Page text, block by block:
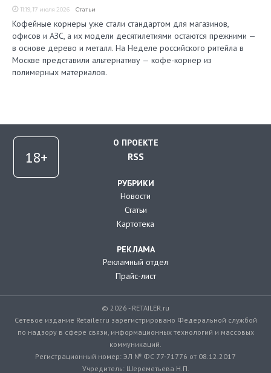
11:19, 17 июля 2026 Статьи
Кофейные корнеры уже стали стандартом для магазинов,
офисов и АЗС, а их модели десятилетиями остаются прежними —
в основе дерево и металл. На Неделе российского ритейла в
Москве представили альтернативу — кофе-корнер из
полимерных материалов.
О ПРОЕКТЕ
RSS
РУБРИКИ
Новости
Статьи
Картотека
РЕКЛАМА
Рекламный отдел
Прайс-лист
© 2026 - RETAILER.ru
Сетевое издание Retailer.ru зарегистрировано Федеральной службой
по надзору в сфере связи, информационных технологий и массовых
коммуникаций.
Регистрационный номер: ЭЛ № ФС 77-71776 от 08.12.2017
Учредитель: Шереметьева Н.П.